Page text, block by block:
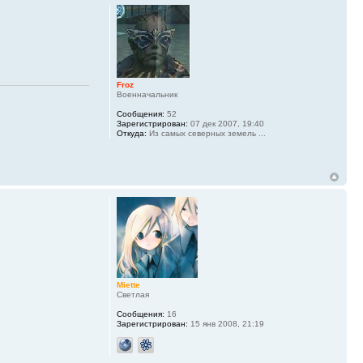
Froz
Военначальник
Сообщения: 52
Зарегистрирован: 07 дек 2007, 19:40
Откуда: Из самых северных земель ...
Miette
Светлая
Сообщения: 16
Зарегистрирован: 15 янв 2008, 21:19